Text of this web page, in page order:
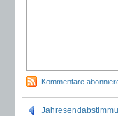
Kommentare